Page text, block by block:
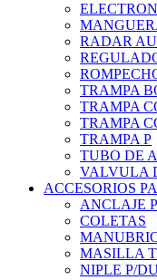
RADAR
TRAMPA
TRAMPA
TRAMPA
TRAMPA P
TUBO DE
VALVULA
ACCESORIOS
ANCLAJE
COLETAS
MASILLA
NIPLE P/